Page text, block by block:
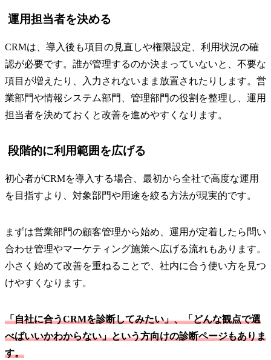
運用担当者を決める
CRMは、導入後も項目の見直しや権限設定、利用状況の確
認が必要です。誰が管理するのか決まっていないと、不要な
項目が増えたり、入力されないまま放置されたりします。営
業部門や情報システム部門、管理部門の役割を整理し、運用
担当者を決めておくと改善を進めやすくなります。
段階的に利用範囲を広げる
初心者がCRMを導入する場合、最初から全社で高度な運用
を目指すより、対象部門や用途を絞る方法が現実的です。
まずは営業部門の顧客管理から始め、運用が定着したら問い
合わせ管理やマーケティング施策へ広げる流れもあります。
小さく始めて改善を重ねることで、社内に合う使い方を見つ
けやすくなります。
「自社に合うCRMを診断してみたい」、「どんな観点で選
べばいいかわからない」という方向けの診断ページもありま
す。